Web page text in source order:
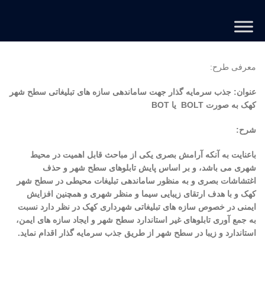
معرفی طرح:
عنوان: جذب سرمایه گذار جهت ساماندهی سازه های تبلیغاتی سطح شهر
کهک به صورت BOLT یا BOT
شرح:
باعنایت به آنکه آرامش بصری یکی از مباحث قابل اهمیت در محیط
شهری می باشد، و بر اساس پایش تابلوهای سطح شهر و حذف
اغتشاشات بصری و به منظور ساماندهی تبلیغات محیطی در سطح شهر
کهک و با هدف ارتقای زیبایی سیما و منظر شهری و همچنین افزایش
ایمنی در خصوص سازه های تبلیغاتی شهرداری کهک در نظر دارد نسبت
به جمع آوری تابلوهای غیر استاندارد سطح شهر و ایجاد سازه های ایمن،
استاندارد و زیبا در سطح شهر از طریق جذب سرمایه گذار اقدام نماید.